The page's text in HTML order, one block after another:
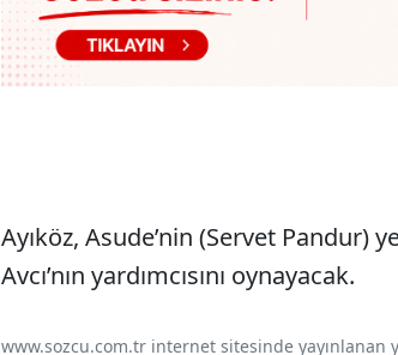
Ayıköz, Asude’nin (Servet Pandur)
Avcı’nın yardımcısını oynayacak.
www.sozcu.com.tr internet sitesinde yayınlanan